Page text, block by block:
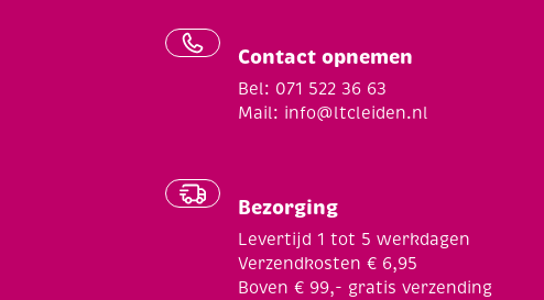
Contact opnemen
Bel: 071 522 36 63
Mail: info@ltcleiden.nl
Bezorging
Levertijd 1 tot 5 werkdagen
Verzendkosten € 6,95
Boven € 99,- gratis verzending